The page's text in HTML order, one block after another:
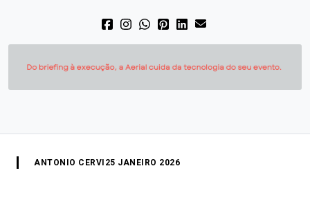
ANTONIO CERVI 25 JANEIRO 2026